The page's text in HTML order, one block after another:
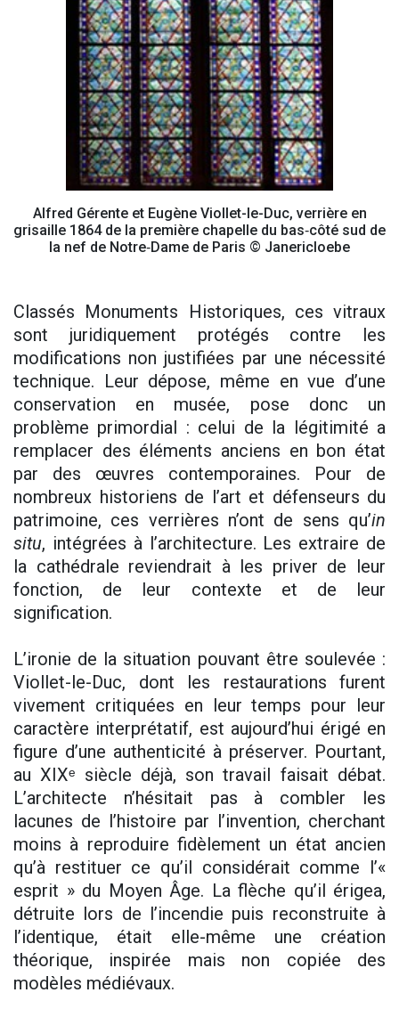
Alfred Gérente et Eugène Viollet-le-Duc, verrière en
grisaille 1864 de la première chapelle du bas‑côté sud de
la nef de Notre‑Dame de Paris © Janericloebe
Classés Monuments Historiques, ces vitraux
sont juridiquement protégés contre les
modifications non justifiées par une nécessité
technique. Leur dépose, même en vue d’une
conservation en musée, pose donc un
problème primordial : celui de la légitimité a
remplacer des éléments anciens en bon état
par des œuvres contemporaines. Pour de
nombreux historiens de l’art et défenseurs du
patrimoine, ces verrières n’ont de sens qu’in
situ, intégrées à l’architecture. Les extraire de
la cathédrale reviendrait à les priver de leur
fonction, de leur contexte et de leur
signification.
L’ironie de la situation pouvant être soulevée :
Viollet-le-Duc, dont les restaurations furent
vivement critiquées en leur temps pour leur
caractère interprétatif, est aujourd’hui érigé en
figure d’une authenticité à préserver. Pourtant,
au XIXᵉ siècle déjà, son travail faisait débat.
L’architecte n’hésitait pas à combler les
lacunes de l’histoire par l’invention, cherchant
moins à reproduire fidèlement un état ancien
qu’à restituer ce qu’il considérait comme l’«
esprit » du Moyen Âge. La flèche qu’il érigea,
détruite lors de l’incendie puis reconstruite à
l’identique, était elle-même une création
théorique, inspirée mais non copiée des
modèles médiévaux.